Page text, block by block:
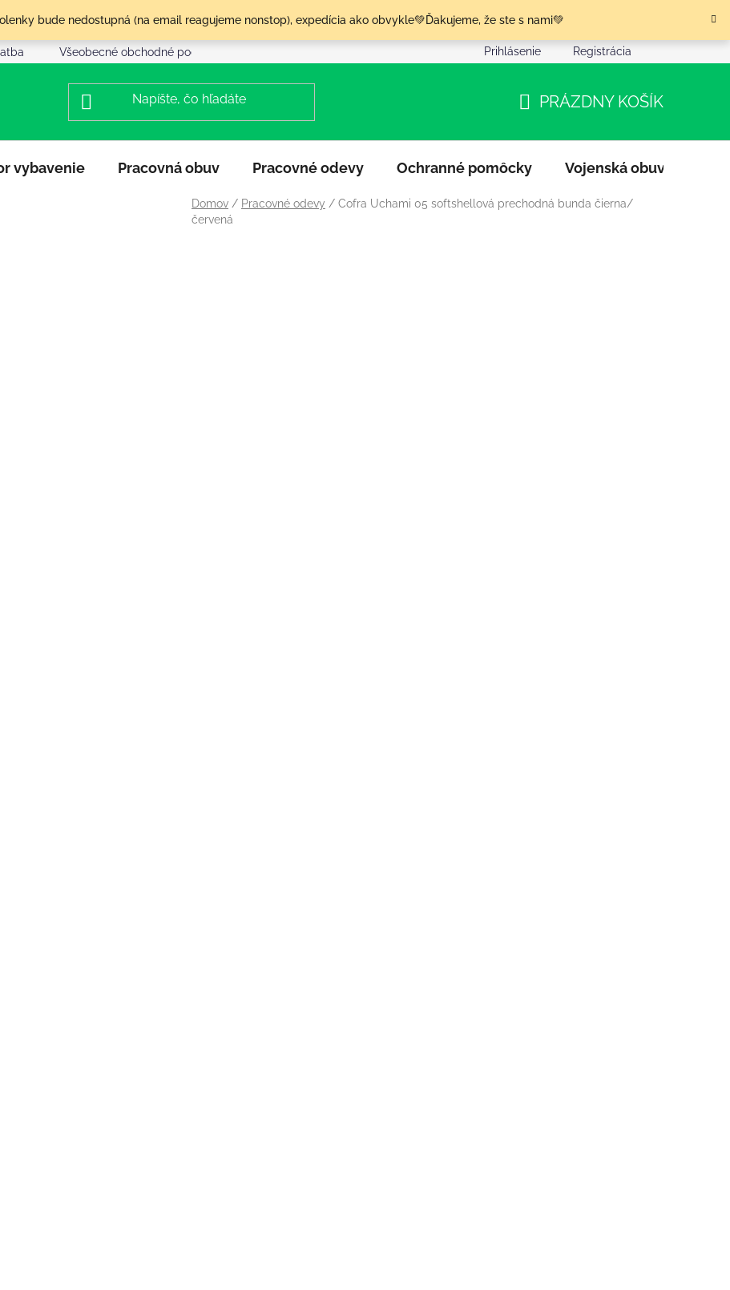
bude nedostupná (na email reagujeme nonstop), expedícia ako obvykle💚Ďakujeme, že ste s nami💚
Všeobecné obchodné podmienky Podmienky ochrany osobných údajov
Prihlásenie Registrácia
KOŠÍK
PRÁZDNY KOŠÍK
vybavenie Pracovná obuv Pracovné odevy Ochranné pomôcky Vojenská obuv
Domov / Pracovné odevy / Cofra Uchami 05 softshellová prechodná bunda čierna/
červená